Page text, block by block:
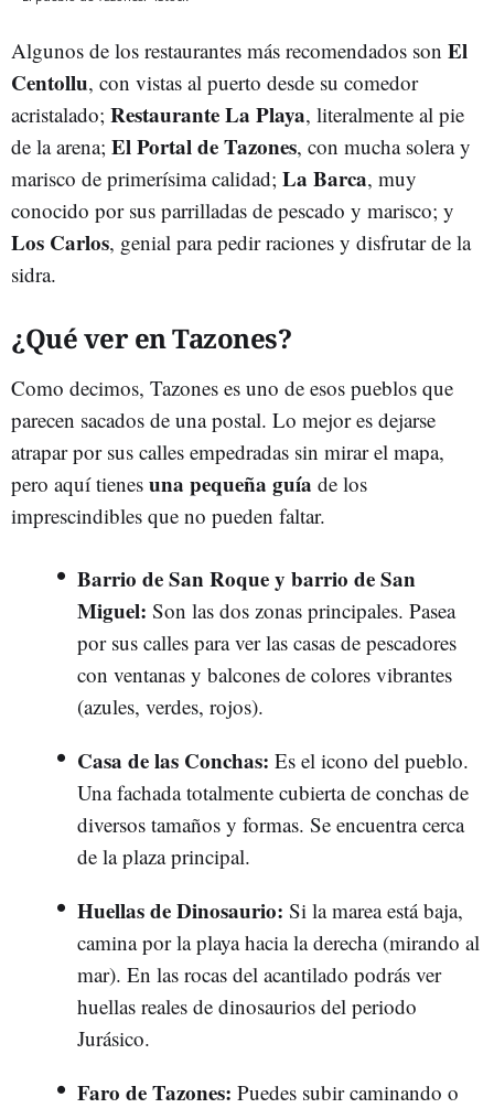
Algunos de los restaurantes más recomendados son El
Centollu, con vistas al puerto desde su comedor
acristalado; Restaurante La Playa, literalmente al pie
de la arena; El Portal de Tazones, con mucha solera y
marisco de primerísima calidad; La Barca, muy
conocido por sus parrilladas de pescado y marisco; y
Los Carlos, genial para pedir raciones y disfrutar de la
sidra.
¿Qué ver en Tazones?
Como decimos, Tazones es uno de esos pueblos que
parecen sacados de una postal. Lo mejor es dejarse
atrapar por sus calles empedradas sin mirar el mapa,
pero aquí tienes una pequeña guía de los
imprescindibles que no pueden faltar.
Barrio de San Roque y barrio de San
Miguel: Son las dos zonas principales. Pasea
por sus calles para ver las casas de pescadores
con ventanas y balcones de colores vibrantes
(azules, verdes, rojos).
Casa de las Conchas: Es el icono del pueblo.
Una fachada totalmente cubierta de conchas de
diversos tamaños y formas. Se encuentra cerca
de la plaza principal.
Huellas de Dinosaurio: Si la marea está baja,
camina por la playa hacia la derecha (mirando al
mar). En las rocas del acantilado podrás ver
huellas reales de dinosaurios del periodo
Jurásico.
Faro de Tazones: Puedes subir caminando o